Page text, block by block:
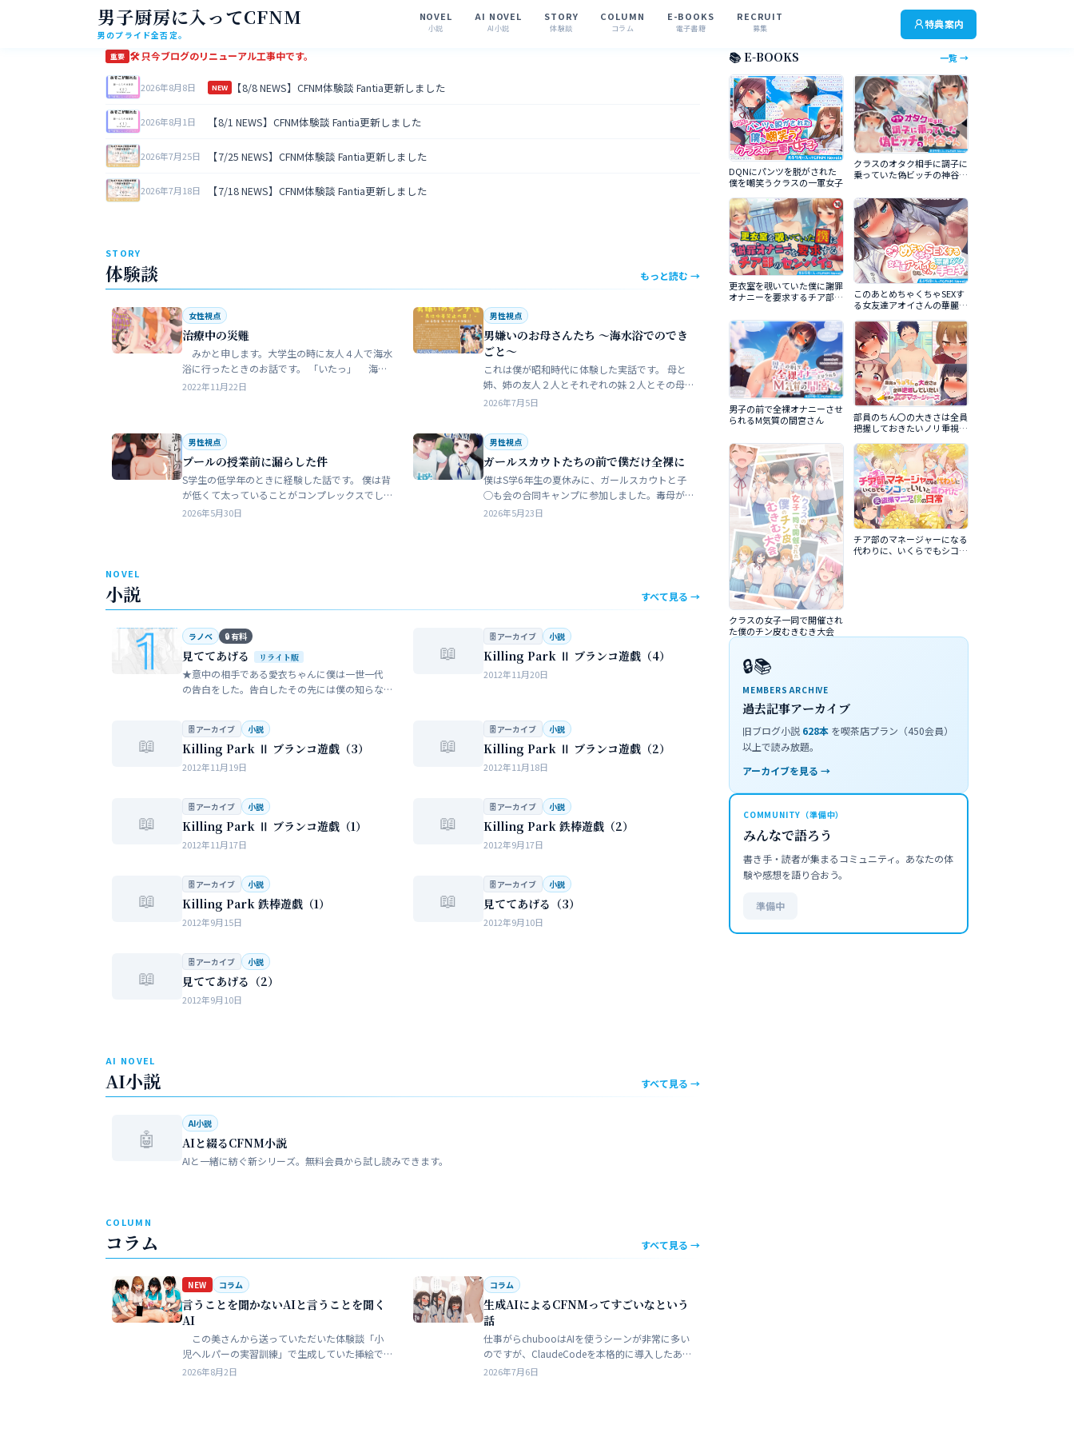
男子厨房に入ってCFNM
男のプライド全否定。
NOVEL
小説
AI NOVEL
AI小説
STORY
体験談
COLUMN
コラム
E-BOOKS
電子書籍
RECRUIT
募集 特典案内
重要 🛠 只今ブログのリニューアル工事中です。
2026年8月8日 NEW 【8/8 NEWS】CFNM体験談 Fantia更新しました
2026年8月1日 【8/1 NEWS】CFNM体験談 Fantia更新しました
2026年7月25日 【7/25 NEWS】CFNM体験談 Fantia更新しました
2026年7月18日 【7/18 NEWS】CFNM体験談 Fantia更新しました
STORY
体験談 もっと読む →
女性視点
治療中の災難
みかと申します。大学生の時に友人４人で海水
浴に行ったときのお話です。 「いたっ」 海水
浴場で泳いでいたら、友人のしいなが空瓶で足
2022年11月22日
男性視点
男嫌いのお母さんたち 〜海水浴でのでき
ごと〜
これは僕が昭和時代に体験した実話です。 母と
姉、姉の友人２人とそれぞれの妹２人とその母
親達、計9人で海水浴に行きました。当時、僕は
2026年7月5日
男性視点
プールの授業前に漏らした件
S学生の低学年のときに経験した話です。 僕は背
が低くて太っていることがコンプレックスでし
た。普段は引っ込み思案で大人しい性格をして
2026年5月30日
男性視点
ガールスカウトたちの前で僕だけ全裸に
僕はS学6年生の夏休みに、ガールスカウトと子
◯も会の合同キャンプに参加しました。毒母が
勝手に申し込んだ強制的なイベントでした。ま
2026年5月23日
NOVEL
小説 すべて見る →
ラノベ 🔒 有料
見ててあげる リライト版
★意中の相手である愛衣ちゃんに僕は一世一代
の告白をした。告白したその先には僕の知らな
女性の間でまかり通っている常識。。。…
📖
🗄 アーカイブ 小説
Killing Park Ⅱ ブランコ遊戯（4）
2012年11月20日
📖
🗄 アーカイブ 小説
Killing Park Ⅱ ブランコ遊戯（3）
2012年11月19日
📖
🗄 アーカイブ 小説
Killing Park Ⅱ ブランコ遊戯（2）
2012年11月18日
📖
🗄 アーカイブ 小説
Killing Park Ⅱ ブランコ遊戯（1）
2012年11月17日
📖
🗄 アーカイブ 小説
Killing Park 鉄棒遊戯（2）
2012年9月17日
📖
🗄 アーカイブ 小説
Killing Park 鉄棒遊戯（1）
2012年9月15日
📖
🗄 アーカイブ 小説
見ててあげる（3）
2012年9月10日
📖
🗄 アーカイブ 小説
見ててあげる（2）
2012年9月10日
AI NOVEL
AI小説 すべて見る →
🤖
AI小説
AIと綴るCFNM小説
AIと一緒に紡ぐ新シリーズ。無料会員から試し読みできます。
COLUMN
コラム すべて見る →
NEW コラム
言うことを聞かないAIと言うことを聞く
AI
この美さんから送っていただいた体験談「小
児ヘルパーの実習訓練」で生成していた挿絵で
ある。AIというのは、どうしても細部が苦手でト
2026年8月2日
コラム
生成AIによるCFNMってすごいなという
話
仕事がらchubooはAIを使うシーンが非常に多い
のですが、ClaudeCodeを本格的に導入したあた
りから格段にやれることが多くなった。昔から
2026年7月6日
📚 E-BOOKS 一覧 →
DQNにパンツを脱がされた
僕を嘲笑うクラスの一軍女子
クラスのオタク相手に調子に
乗っていた偽ビッチの神谷さ
更衣室を覗いていた僕に謝罪
オナニーを要求するチア部の
このあとめちゃくちゃSEXす
る女友達アオイさんの華麗な
男子の前で全裸オナニーさせ
られるM気質の間宮さん
部員のちん〇の大きさは全員
把握しておきたいノリ重視の
クラスの女子一同で開催され
た僕のチン皮むきむき大会
チア部のマネージャーになる
代わりに、いくらでもシコっ
🔒📚
MEMBERS ARCHIVE
過去記事アーカイブ
旧ブログ小説 628本 を喫茶店プラン（450会員）
以上で読み放題。
アーカイブを見る →
COMMUNITY（準備中）
みんなで語ろう
書き手・読者が集まるコミュニティ。あなたの体
験や感想を語り合おう。
準備中